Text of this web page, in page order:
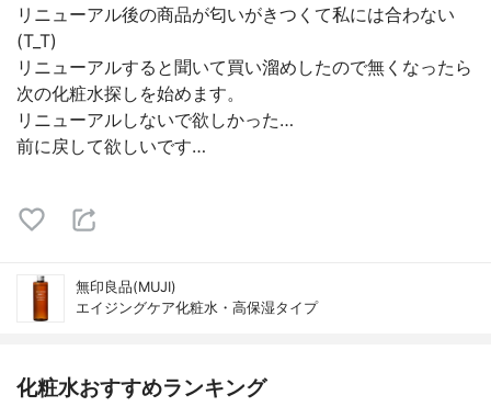
リニューアル後の商品が匂いがきつくて私には合わない
(T_T)
リニューアルすると聞いて買い溜めしたので無くなったら
次の化粧水探しを始めます。
リニューアルしないで欲しかった…
前に戻して欲しいです…
無印良品(MUJI)
エイジングケア化粧水・高保湿タイプ
化粧水おすすめランキング